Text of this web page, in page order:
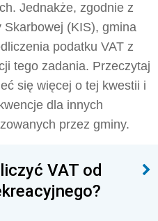
Jednakże, zgodnie z
(KIS), gmina
podatku VAT z
tego zadania. Przeczytaj
się więcej o tej kwestii i
dla innych
przez gminy.
VAT od